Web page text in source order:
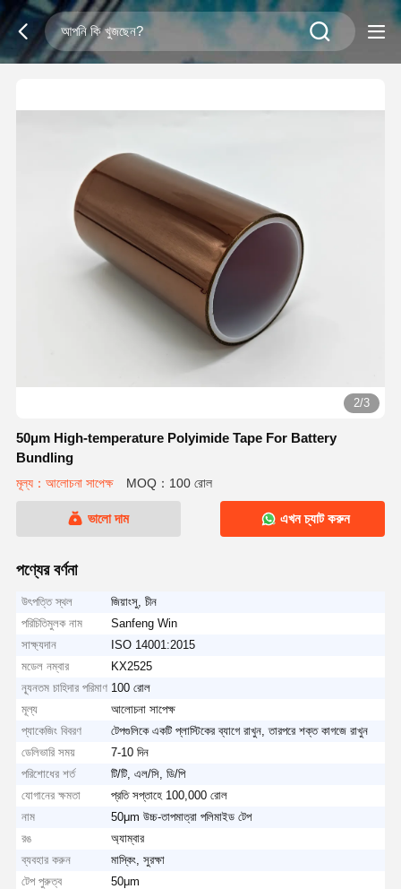
2/3
50μm High-temperature Polyimide Tape For Battery
Bundling
মূল্য：আলোচনা সাপেক্ষ MOQ：100 রোল
ভালো দাম এখন চ্যাট করুন
পণ্যের বর্ণনা
উৎপত্তি স্থল
জিয়াংসু, চীন
পরিচিতিমুলক নাম
Sanfeng Win
সাক্ষ্যদান
ISO 14001:2015
মডেল নম্বার
KX2525
ন্যূনতম চাহিদার পরিমাণ 100 রোল
মূল্য
আলোচনা সাপেক্ষ
প্যাকেজিং বিবরণ
টেপগুলিকে একটি প্লাস্টিকের ব্যাগে রাখুন, তারপরে শক্ত কাগজে রাখুন
ডেলিভারি সময়
7-10 দিন
পরিশোধের শর্ত
টি/টি, এল/সি, ডি/পি
যোগানের ক্ষমতা
প্রতি সপ্তাহে 100,000 রোল
নাম
50μm উচ্চ-তাপমাত্রা পলিমাইড টেপ
রঙ
অ্যাম্বার
ব্যবহার করুন
মাস্কিং, সুরক্ষা
টেপ পুরুত্ব
50μm